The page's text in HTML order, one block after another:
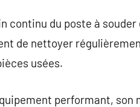
continu du poste à
de nettoyer
usées.
performant,